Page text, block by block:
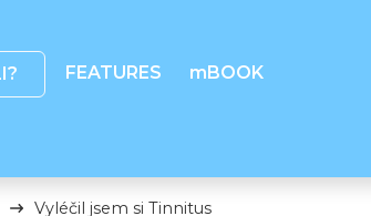
FEATURES mBOOK
Vyléčil jsem si Tinnitus